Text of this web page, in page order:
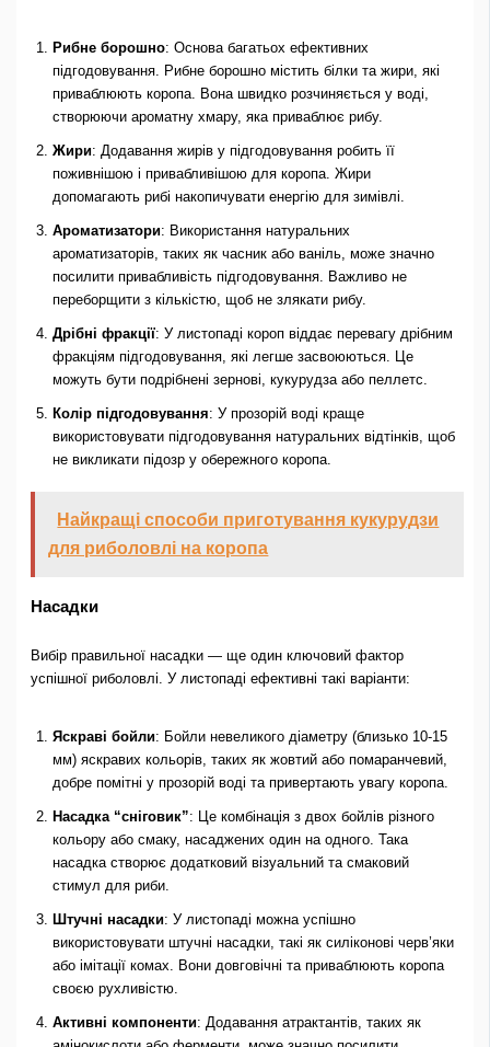
Рибне борошно: Основа багатьох ефективних
підгодовування. Рибне борошно містить білки та жири, які
приваблюють коропа. Вона швидко розчиняється у воді,
створюючи ароматну хмару, яка приваблює рибу.
Жири: Додавання жирів у підгодовування робить її
поживнішою і привабливішою для коропа. Жири
допомагають рибі накопичувати енергію для зимівлі.
Ароматизатори: Використання натуральних
ароматизаторів, таких як часник або ваніль, може значно
посилити привабливість підгодовування. Важливо не
переборщити з кількістю, щоб не злякати рибу.
Дрібні фракції: У листопаді короп віддає перевагу дрібним
фракціям підгодовування, які легше засвоюються. Це
можуть бути подрібнені зернові, кукурудза або пеллетс.
Колір підгодовування: У прозорій воді краще
використовувати підгодовування натуральних відтінків, щоб
не викликати підозр у обережного коропа.
Найкращі способи приготування кукурудзи
для риболовлі на коропа
Насадки
Вибір правильної насадки — ще один ключовий фактор
успішної риболовлі. У листопаді ефективні такі варіанти:
Яскраві бойли: Бойли невеликого діаметру (близько 10-15
мм) яскравих кольорів, таких як жовтий або помаранчевий,
добре помітні у прозорій воді та привертають увагу коропа.
Насадка “сніговик”: Це комбінація з двох бойлів різного
кольору або смаку, насаджених один на одного. Така
насадка створює додатковий візуальний та смаковий
стимул для риби.
Штучні насадки: У листопаді можна успішно
використовувати штучні насадки, такі як силіконові черв’яки
або імітації комах. Вони довговічні та приваблюють коропа
своєю рухливістю.
Активні компоненти: Додавання атрактантів, таких як